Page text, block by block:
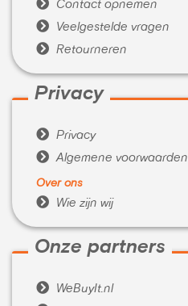
 Contact opnemen
 Veelgestelde vragen
 Retourneren
Privacy
 Privacy
 Algemene voorwaarden
Over ons
 Wie zijn wij
Onze partners
 WeBuyIt.nl